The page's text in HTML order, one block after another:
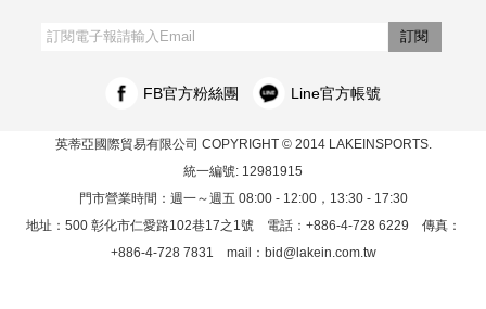
訂閱
FB官方粉絲團 Line官方帳號
英蒂亞國際貿易有限公司 COPYRIGHT © 2014 LAKEINSPORTS.
統一編號: 12981915
門市營業時間：週一～週五 08:00 - 12:00，13:30 - 17:30
地址：500 彰化市仁愛路102巷17之1號 電話：+886-4-728 6229 傳真：
+886-4-728 7831 mail： bid@lakein.com.tw